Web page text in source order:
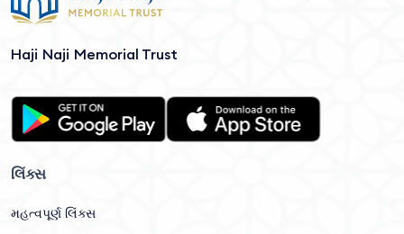
Haji Naji Memorial Trust
લિંક્સ
મહત્વપૂર્ણ લિંક્સ